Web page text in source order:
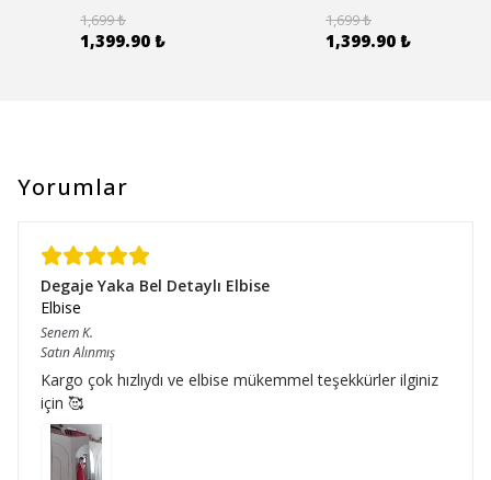
1,699 ₺
1,399.90 ₺
1,699 ₺
1,399.90 ₺
Yorumlar
Degaje Yaka Bel Detaylı Elbise
Elbise
SenemK.
Satın Alınmış
Kargo çok hızlıydı ve elbise mükemmel teşekkürler ilginiz
için 🥰